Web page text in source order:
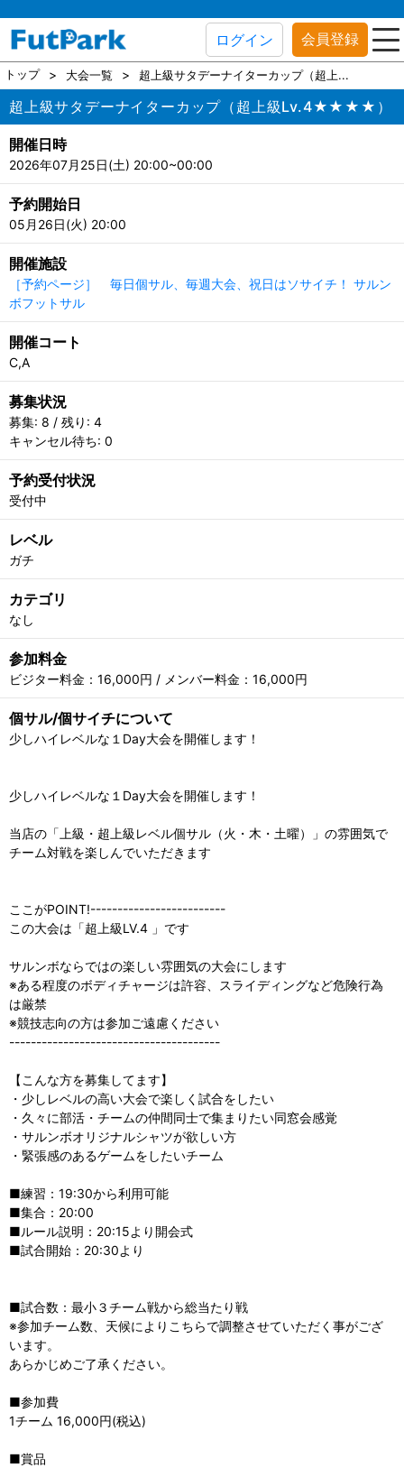
ログイン 会員登録
トップ 大会一覧 超上級サタデーナイターカップ（超上...
超上級サタデーナイターカップ（超上級Lv.4★★★★）
開催日時
2026年07月25日(土) 20:00~00:00
予約開始日
05月26日(火) 20:00
開催施設
［予約ページ］ 毎日個サル、毎週大会、祝日はソサイチ！ サルン
ボフットサル
開催コート
C,A
募集状況
募集: 8 / 残り: 4
キャンセル待ち: 0
予約受付状況
受付中
レベル
ガチ
カテゴリ
なし
参加料金
ビジター料金：16,000円 / メンバー料金：16,000円
個サル/個サイチについて
少しハイレベルな１Day大会を開催します！
少しハイレベルな１Day大会を開催します！
当店の「上級・超上級レベル個サル（火・木・土曜）」の雰囲気で
チーム対戦を楽しんでいただきます
ここがPOINT!-------------------------
この大会は「超上級LV.4 」です
サルンボならではの楽しい雰囲気の大会にします
※ある程度のボディチャージは許容、スライディングなど危険行為
は厳禁
※競技志向の方は参加ご遠慮ください
---------------------------------------
【こんな方を募集してます】
・少しレベルの高い大会で楽しく試合をしたい
・久々に部活・チームの仲間同士で集まりたい同窓会感覚
・サルンボオリジナルシャツが欲しい方
・緊張感のあるゲームをしたいチーム
■練習：19:30から利用可能
■集合：20:00
■ルール説明：20:15より開会式
■試合開始：20:30より
■試合数：最小３チーム戦から総当たり戦
※参加チーム数、天候によりこちらで調整させていただく事がござ
います。
あらかじめご了承ください。
■参加費
1チーム 16,000円(税込)
■賞品